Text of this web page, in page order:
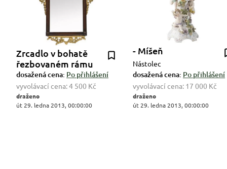
Zrcadlo v bohatě
řezbovaném rámu
dosažená cena: Po přihlášení
vyvolávací cena:4 500 Kč
draženo
út 29. ledna 2013, 00:00:00
- Míšeň
Nástolec
dosažená cena: Po přihlášení
vyvolávací cena: 17 000 Kč
draženo
út 29. ledna 2013, 00:00:00